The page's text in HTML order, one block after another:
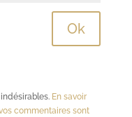
En savoir
commentaires sont